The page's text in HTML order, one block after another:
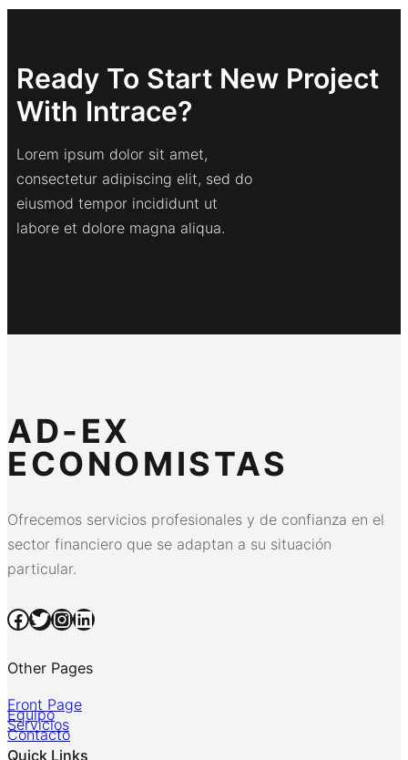
Ready To Start New Project
With Intrace?
Lorem ipsum dolor sit amet,
consectetur adipiscing elit, sed do
eiusmod tempor incididunt ut
labore et dolore magna aliqua.
AD-EX
ECONOMISTAS
Ofrecemos servicios profesionales y de confianza en el
sector financiero que se adaptan a su situación
particular.
Facebook Twitter InstagramLinkedIn
Other Pages
Front Page
Equipo
Servicios
Contacto
Quick Links